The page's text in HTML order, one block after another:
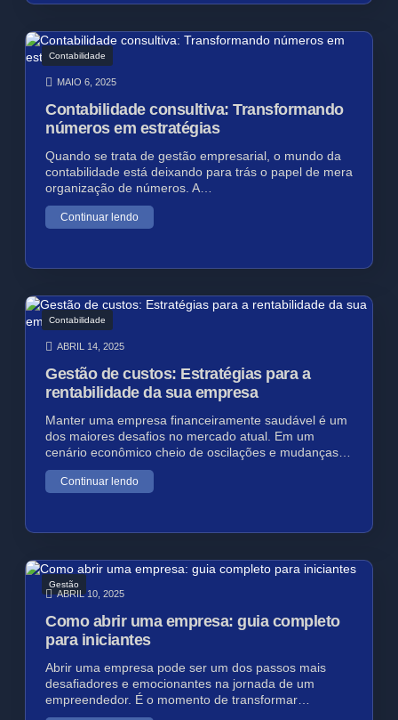
Contabilidade
MAIO 6, 2025
Contabilidade consultiva: Transformando
números em estratégias
Quando se trata de gestão empresarial, o mundo da
contabilidade está deixando para trás o papel de mera
organização de números. A…
Continuar lendo
Contabilidade
ABRIL 14, 2025
Gestão de custos: Estratégias para a
rentabilidade da sua empresa
Manter uma empresa financeiramente saudável é um
dos maiores desafios no mercado atual. Em um
cenário econômico cheio de oscilações e mudanças…
Continuar lendo
Gestão
ABRIL 10, 2025
Como abrir uma empresa: guia completo
para iniciantes
Abrir uma empresa pode ser um dos passos mais
desafiadores e emocionantes na jornada de um
empreendedor. É o momento de transformar…